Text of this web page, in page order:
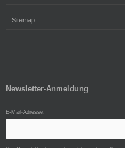
Sitemap
Newsletter-Anmeldung
E-Mail-Adresse: